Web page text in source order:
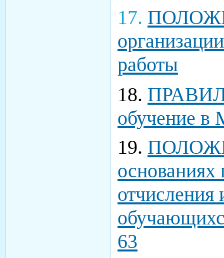
17.
работы
18.
обучение
19.
основаниях
отчисления
63